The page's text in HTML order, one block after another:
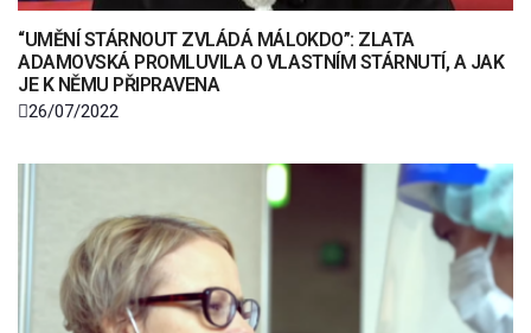
“UMĚNÍ STÁRNOUT ZVLÁDÁ MÁLOKDO”: ZLATA
ADAMOVSKÁ PROMLUVILA O VLASTNÍM STÁRNUTÍ, A JAK
JE K NĚMU PŘIPRAVENA
26/07/2022